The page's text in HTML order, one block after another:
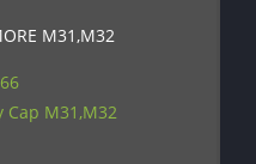
M31,M32
Cap M31,M32